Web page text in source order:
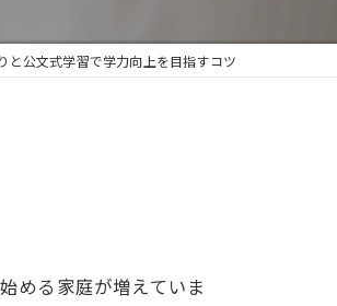
と公文式学習で学力向上を目指すコツ
める家庭が増えていま